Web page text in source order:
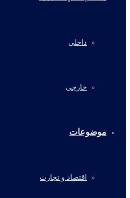
داخلی
خارجی
موضوعات
اقتصاد و تجارت